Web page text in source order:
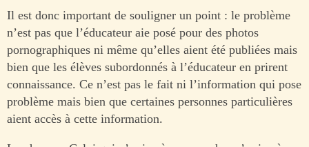
Il est donc important de souligner un point : le problème
n’est pas que l’éducateur aie posé pour des photos
pornographiques ni même qu’elles aient été publiées mais
bien que les élèves subordonnés à l’éducateur en prirent
connaissance. Ce n’est pas le fait ni l’information qui pose
problème mais bien que certaines personnes particulières
aient accès à cette information.